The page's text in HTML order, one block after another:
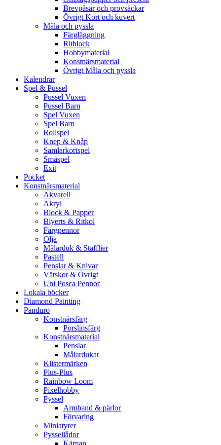
Brevpåsar och provsäckar
Övrigt Kort och kuvert
Måla och pyssla
Färgläggning
Ritblock
Hobbymaterial
Konstnärsmaterial
Övrigt Måla och pyssla
Kalendrar
Spel & Pussel
Pussel Vuxen
Pussel Barn
Spel Vuxen
Spel Barn
Rollspel
Knep & Knåp
Samlarkortspel
Småspel
Exit
Pocket
Konstnärsmaterial
Akvarell
Akryl
Block & Papper
Blyerts & Ritkol
Färgpennor
Olja
Målarduk & Stafflier
Pastell
Penslar & Knivar
Vätskor & Övrigt
Uni Posca Pennor
Lokala böcker
Diamond Painting
Panduro
Konstnärsfärg
Porslinsfärg
Konstnärsmaterial
Penslar
Målardukar
Klistermärken
Plus-Plus
Rainbow Loom
Pixelhobby
Pyssel
Armband & pärlor
Förvaring
Miniatyrer
Pyssellådor
Kärnan